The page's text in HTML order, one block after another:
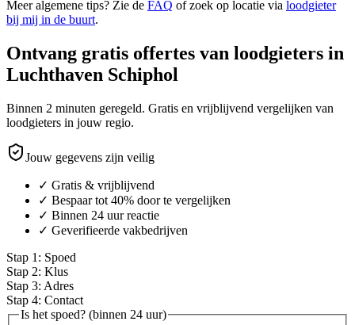
Meer algemene tips? Zie de FAQ of zoek op locatie via loodgieter
bij mij in de buurt.
Ontvang gratis offertes van loodgieters in
Luchthaven Schiphol
Binnen 2 minuten geregeld. Gratis en vrijblijvend vergelijken van
loodgieters in jouw regio.
Jouw gegevens zijn veilig
✓ Gratis & vrijblijvend
✓ Bespaar tot 40% door te vergelijken
✓ Binnen 24 uur reactie
✓ Geverifieerde vakbedrijven
Stap 1 : Spoed
Stap 2: Klus
Stap 3: Adres
Stap 4: Contact
Is het spoed? (binnen 24 uur)